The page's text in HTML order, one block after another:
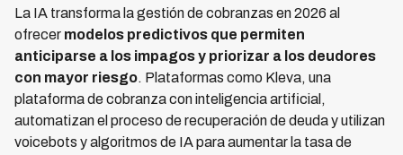
La IA transforma la gestión de cobranzas en 2026 al
ofrecer modelos predictivos que permiten
anticiparse a los impagos y priorizar a los deudores
con mayor riesgo. Plataformas como Kleva, una
plataforma de cobranza con inteligencia artificial,
automatizan el proceso de recuperación de deuda y utilizan
voicebots y algoritmos de IA para aumentar la tasa de